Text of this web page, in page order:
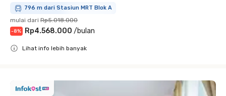
796 m dari Stasiun MRT Blok A
mulai dari Rp5.018.000
-8% Rp4.568.000 /bulan
Lihat info lebih banyak